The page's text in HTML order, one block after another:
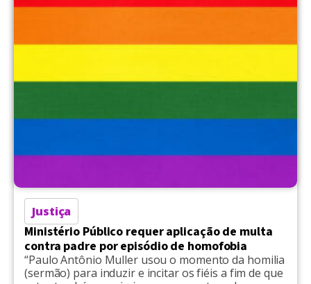
Justiça
Ministério Público requer aplicação de multa
contra padre por episódio de homofobia
“Paulo Antônio Muller usou o momento da homilia
(sermão) para induzir e incitar os fiéis a fim de que